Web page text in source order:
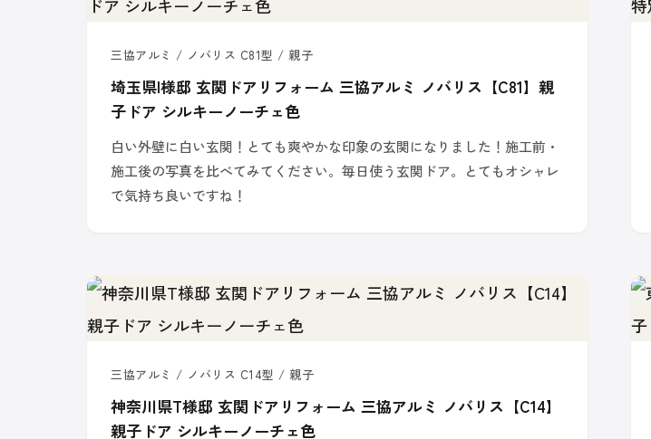
三協アルミ / ノバリス C81型 / 親子
埼玉県I様邸 玄関ドアリフォーム 三協アルミ ノバリス【C81】親
子ドア シルキーノーチェ色
白い外壁に白い玄関！とても爽やかな印象の玄関になりました！施工前・
施工後の写真を比べてみてください。毎日使う玄関ドア。とてもオシャレ
で気持ち良いですね！
三協アルミ / ノバリス C14型 / 親子
神奈川県T様邸 玄関ドアリフォーム 三協アルミ ノバリス【C14】
親子ドア シルキーノーチェ色